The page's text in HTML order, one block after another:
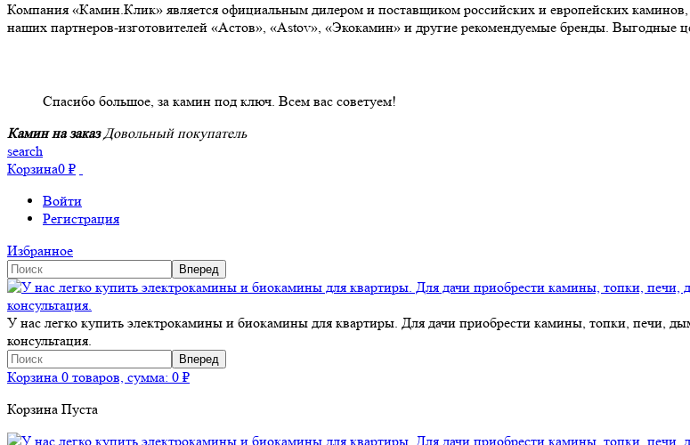
Компания «Камин.Клик» является официальным дилером и поставщиком российских и европейских
наших партнеров-изготовителей «Астов», «Astov», «Экокамин» и другие рекомендуемые бренды. Выгодные
Спасибо большое, за камин под ключ. Всем вас советуем!
Камин на заказ Довольный покупатель
search
Корзина0 ₽
Войти
Регистрация
Избранное
У нас легко купить электрокамины и биокамины для квартиры. Для дачи приобрести камины, топки, печи,
консультация.
Корзина 0 товаров, сумма: 0 ₽
Корзина Пуста